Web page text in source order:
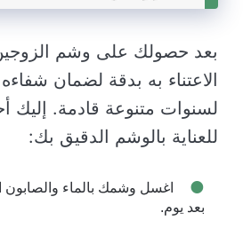
بعد حصولك على وشم
الاعتناء به بدقة لضمان
لسنوات متنوعة قادمة. إليك
للعناية بالوشم الدقيق بك:
اغسل وشمك بالماء والصابون
بعد يوم.